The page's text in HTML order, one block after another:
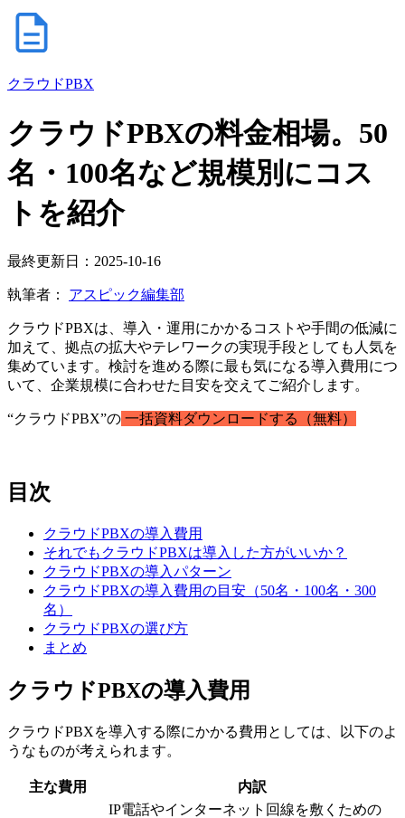
クラウドPBX
クラウドPBXの料金相場。50
名・100名など規模別にコス
トを紹介
最終更新日：2025-10-16
執筆者： アスピック編集部
クラウドPBXは、導入・運用にかかるコストや手間の低減に
加えて、拠点の拡大やテレワークの実現手段としても人気を
集めています。検討を進める際に最も気になる導入費用につ
いて、企業規模に合わせた目安を交えてご紹介します。
“クラウドPBX”の 一括資料ダウンロードする（無料）
目次
クラウドPBXの導入費用
それでもクラウドPBXは導入した方がいいか？
クラウドPBXの導入パターン
クラウドPBXの導入費用の目安（50名・100名・300
名）
クラウドPBXの選び方
まとめ
クラウドPBXの導入費用
クラウドPBXを導入する際にかかる費用としては、以下のよ
うなものが考えられます。
主な費用 内訳
IP電話やインターネット回線を敷くための